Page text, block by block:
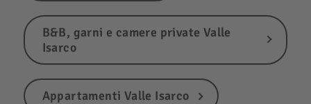
B&B, garni e camere private Valle
Isarco
Appartamenti Valle Isarco